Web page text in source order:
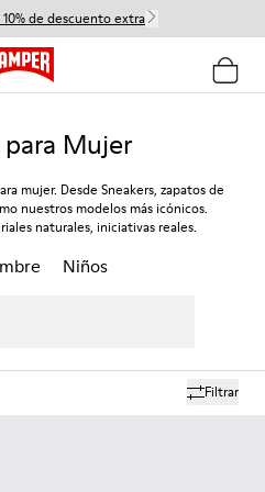
de descuento extra
Mujer
mujer. Desde Sneakers, zapatos de
nuestros modelos más icónicos.
naturales, iniciativas reales.
Niños
Filtrar